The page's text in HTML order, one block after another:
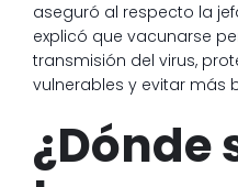
aseguró al respecto la
explicó que vacunarse
transmisión del virus,
vulnerables y evitar más
¿Dónde